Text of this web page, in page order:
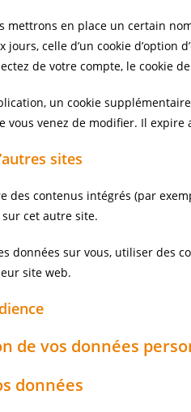
mettrons en place un certain
jours, celle d’un cookie
de votre compte, le cookie
un cookie
vous venez de modifier. Il expire
sites
des contenus intégrés (par
cet autre site.
données sur vous, utiliser des
site web.
de vos données
données